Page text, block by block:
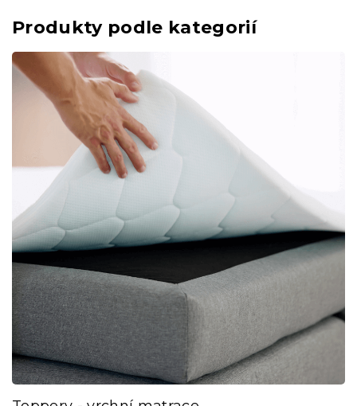
Produkty podle kategorií